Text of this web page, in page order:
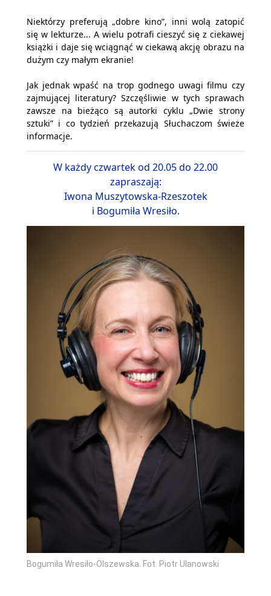
Niektórzy preferują „dobre kino”, inni wolą zatopić
się w lekturze... A wielu potrafi cieszyć się z ciekawej
książki i daje się wciągnąć w ciekawą akcję obrazu na
dużym czy małym ekranie!
Jak jednak wpaść na trop godnego uwagi filmu czy
zajmującej literatury? Szczęśliwie w tych sprawach
zawsze na bieżąco są autorki cyklu „Dwie strony
sztuki” i co tydzień przekazują Słuchaczom świeże
informacje.
W każdy czwartek od 20.05 do 22.00
zapraszają:
Iwona Muszytowska-Rzeszotek
i Bogumiła Wresiło.
Bogumiła Wresiło-Olszewska. Fot. Piotr Ulanowski